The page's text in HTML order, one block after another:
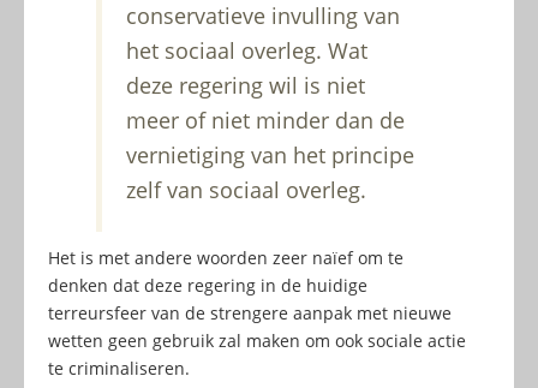
conservatieve invulling van
het sociaal overleg. Wat
deze regering wil is niet
meer of niet minder dan de
vernietiging van het principe
zelf van sociaal overleg.
Het is met andere woorden zeer naïef om te
denken dat deze regering in de huidige
terreursfeer van de strengere aanpak met nieuwe
wetten geen gebruik zal maken om ook sociale actie
te criminaliseren.